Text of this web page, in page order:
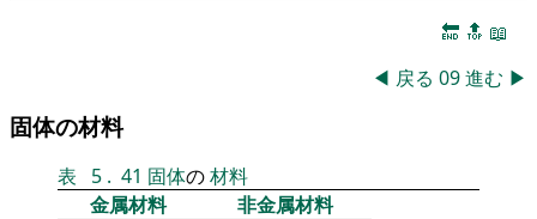
🔚 🔝 📖
◀ 戻る 09進む ▶
固体の材料
表 5 . 41 固体の材料
金属材料
非金属材料